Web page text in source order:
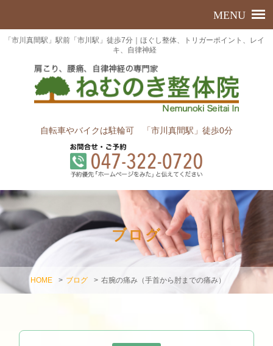
「市川真間駅」駅前「市川駅」徒歩7分｜ほぐし整体、トリガーポイント、レイ
キ、自律神経
自転車やバイクは駐輪可 「市川真間駅」徒歩0分
ブログ
HOME > ブログ > 右腕の痛み（手首から肘までの痛み）